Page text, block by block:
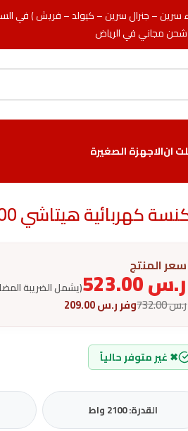
سرين – جنرال سرين – كيولد – فريش ) في
شحن مجاني في الرياض
انالاجهزة الصغيرة
كهربائية هيتاشي 2100 وات – فضي
سعر المنتج
ر.س (يشمل الضريبة
ر.س732.00 وفرر.س
✖ غير متوفر حالياً
القدرة: 2100 واط